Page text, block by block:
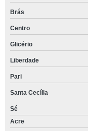
Brás
Centro
Glicério
Liberdade
Pari
Santa Cecília
Sé
Acre